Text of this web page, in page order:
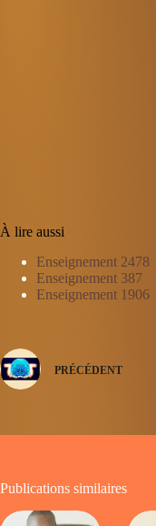
À lire aussi
Enseignement 2478
Enseignement 387
Enseignement 1906
PRÉCÉDENT
Publications similaires